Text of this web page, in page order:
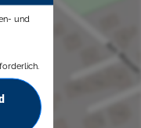
und